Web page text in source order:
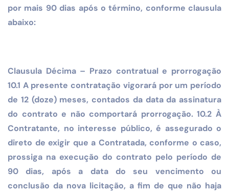
por mais 90 dias após o término, conforme clausula
abaixo:
Clausula Décima – Prazo contratual e prorrogação
10.1 A presente contratação vigorará por um período
de 12 (doze) meses, contados da data da assinatura
do contrato e não comportará prorrogação. 10.2 À
Contratante, no interesse público, é assegurado o
direto de exigir que a Contratada, conforme o caso,
prossiga na execução do contrato pelo período de
90 dias, após a data do seu vencimento ou
conclusão da nova licitação, a fim de que não haja